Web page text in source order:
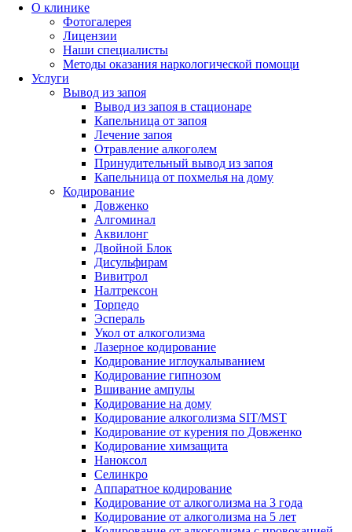
О клинике
Фотогалерея
Лицензии
Наши специалисты
Методы оказания наркологической помощи
Услуги
Вывод из запоя
Вывод из запоя в стационаре
Капельница от запоя
Лечение запоя
Отравление алкоголем
Принудительный вывод из запоя
Капельница от похмелья на дому
Кодирование
Довженко
Алгоминал
Аквилонг
Двойной Блок
Дисульфирам
Вивитрол
Налтрексон
Торпедо
Эспераль
Укол от алкоголизма
Лазерное кодирование
Кодирование иглоукалыванием
Кодирование гипнозом
Вшивание ампулы
Кодирование на дому
Кодирование алкоголизма SIT/MST
Кодирование от курения по Довженко
Кодирование химзащита
Наноксол
Селинкро
Аппаратное кодирование
Кодирование от алкоголизма на 3 года
Кодирование от алкоголизма на 5 лет